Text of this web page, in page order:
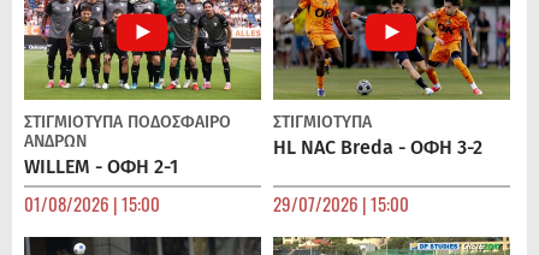
ΣΤΙΓΜΙΟΤΥΠΑ ΠΟΔΌΣΦΑΙΡΟ
ΑΝΔΡΏΝ
WILLEM - ΟΦΗ 2-1
01/08/2026 | 15:00
ΣΤΙΓΜΙΟΤΥΠΑ
HL NAC Breda - ΟΦΗ 3-2
29/07/2026 | 15:00